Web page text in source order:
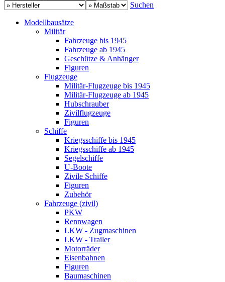
Suchen
Modellbausätze
Militär
Fahrzeuge bis 1945
Fahrzeuge ab 1945
Geschütze & Anhänger
Figuren
Flugzeuge
Militär-Flugzeuge bis 1945
Militär-Flugzeuge ab 1945
Hubschrauber
Zivilflugzeuge
Figuren
Schiffe
Kriegsschiffe bis 1945
Kriegsschiffe ab 1945
Segelschiffe
U-Boote
Zivile Schiffe
Figuren
Zubehör
Fahrzeuge (zivil)
PKW
Rennwagen
LKW - Zugmaschinen
LKW - Trailer
Motorräder
Eisenbahnen
Figuren
Baumaschinen